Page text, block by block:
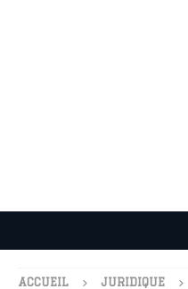
ACCUEIL JURIDIQUE